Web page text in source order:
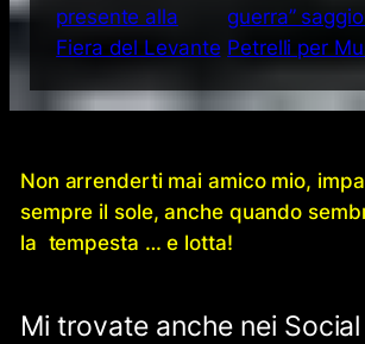
presente alla
Fiera del Levante
guerra”
Petrelli per
Non arrenderti mai amico mio,
sempre il sole, anche quando
la tempesta … e lotta!
Mi trovate anche nei Social